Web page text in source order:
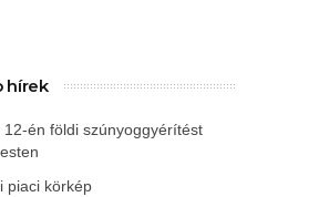
hírek
12-én földi szúnyoggyérítést
piaci körkép